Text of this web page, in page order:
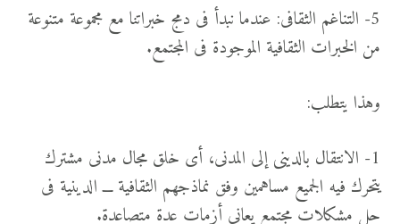
5- التناغم الثقافى: عندما نبدأ فى دمج خبراتنا مع مجموعة متنوعة
من الخبرات الثقافية الموجودة فى المجتمع.
وهذا يتطلب:
1- الانتقال بالدينى إلى المدنى، أى خلق مجال مدنى مشترك
يتحرك فيه الجميع مساهمين وفق نماذجهم الثقافية ـــ الدينية فى
حل مشكلات مجتمع يعانى أزمات عدة متصاعدة.